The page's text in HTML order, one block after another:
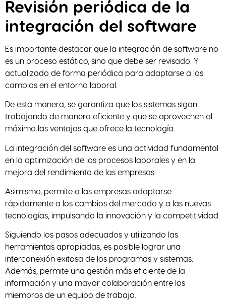
Revisión periódica de la
integración del software
Es importante destacar que la integración de software no
es un proceso estático, sino que debe ser revisado. Y
actualizado de forma periódica para adaptarse a los
cambios en el entorno laboral.
De esta manera, se garantiza que los sistemas sigan
trabajando de manera eficiente y que se aprovechen al
máximo las ventajas que ofrece la tecnología.
La integración del software es una actividad fundamental
en la optimización de los procesos laborales y en la
mejora del rendimiento de las empresas.
Asimismo, permite a las empresas adaptarse
rápidamente a los cambios del mercado y a las nuevas
tecnologías, impulsando la innovación y la competitividad.
Siguiendo los pasos adecuados y utilizando las
herramientas apropiadas, es posible lograr una
interconexión exitosa de los programas y sistemas.
Además, permite una gestión más eficiente de la
información y una mayor colaboración entre los
miembros de un equipo de trabajo.